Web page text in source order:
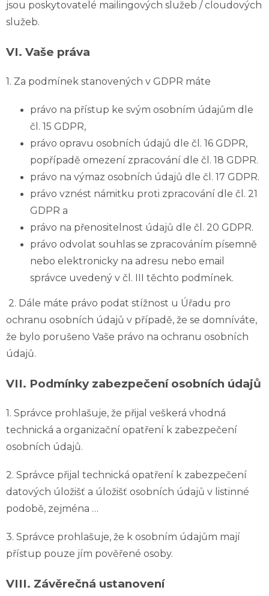
jsou poskytovatelé mailingových služeb / cloudových
služeb.
VI. Vaše práva
1. Za podmínek stanovených v GDPR máte
právo na přístup ke svým osobním údajům dle
čl. 15 GDPR,
právo opravu osobních údajů dle čl. 16 GDPR,
popřípadě omezení zpracování dle čl. 18 GDPR.
právo na výmaz osobních údajů dle čl. 17 GDPR.
právo vznést námitku proti zpracování dle čl. 21
GDPR a
právo na přenositelnost údajů dle čl. 20 GDPR.
právo odvolat souhlas se zpracováním písemně
nebo elektronicky na adresu nebo email
správce uvedený v čl. III těchto podmínek.
2. Dále máte právo podat stížnost u Úřadu pro
ochranu osobních údajů v případě, že se domníváte,
že bylo porušeno Vaše právo na ochranu osobních
údajů.
VII. Podmínky zabezpečení osobních údajů
1. Správce prohlašuje, že přijal veškerá vhodná
technická a organizační opatření k zabezpečení
osobních údajů.
2. Správce přijal technická opatření k zabezpečení
datových úložišť a úložišť osobních údajů v listinné
podobě, zejména …
3. Správce prohlašuje, že k osobním údajům mají
přístup pouze jím pověřené osoby.
VIII. Závěrečná ustanovení